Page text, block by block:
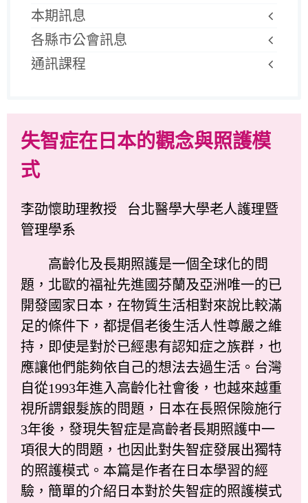
本期訊息
各縣市公會訊息
通訊課程
失智症在日本的觀念與照護模
式
李劭懷助理教授 台北醫學大學老人護理暨
管理學系
高齡化及長期照護是一個全球化的問
題，北歐的福祉先進國芬蘭及亞洲唯一的已
開發國家日本，在物質生活相對來說比較滿
足的條件下，都提倡老後生活人性尊嚴之維
持，即使是對於已經患有認知症之族群，也
應讓他們能夠依自己的想法去過生活。台灣
自從1993年進入高齡化社會後，也越來越重
視所謂銀髮族的問題，日本在長照保險施行
3年後，發現失智症是高齡者長期照護中一
項很大的問題，也因此對失智症發展出獨特
的照護模式。本篇是作者在日本學習的經
驗，簡單的介紹日本對於失智症的照護模式